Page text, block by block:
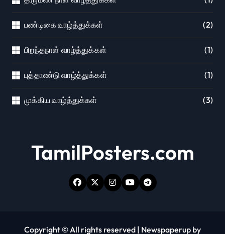
பண்டிகை வாழ்த்துக்கள் (2)
பிறந்தநாள் வாழ்த்துக்கள் (1)
புத்தாண்டு வாழ்த்துக்கள் (1)
முக்கிய வாழ்த்துக்கள் (3)
TamilPosters.com
Copyright © All rights reserved | Newspaperup by